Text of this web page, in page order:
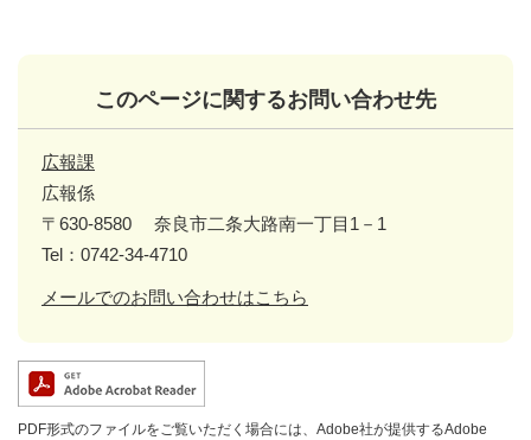
このページに関するお問い合わせ先
広報課
広報係
〒630-8580
奈良市二条大路南一丁目1－1
Tel：0742-34-4710
メールでのお問い合わせはこちら
PDF形式のファイルをご覧いただく場合には、Adobe社が提供するAdobe